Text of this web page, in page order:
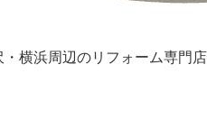
横浜周辺のリフォーム専門